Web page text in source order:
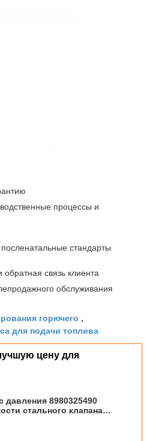
процессы и
стандарты
связь клиента
обслуживания
горючего ,
для подачи топлива
цену для
давления 8980325490
стального клапана